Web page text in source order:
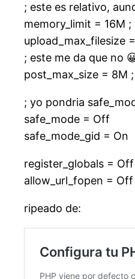
; este es relativo,
memory_limit = 16M
upload_max_filesize
; este me da que no
post_max_size = 8M
; yo pondria
safe_mode = Off
safe_mode_gid = On
register_globals = Off
allow_url_fopen = Off
ripeado de: